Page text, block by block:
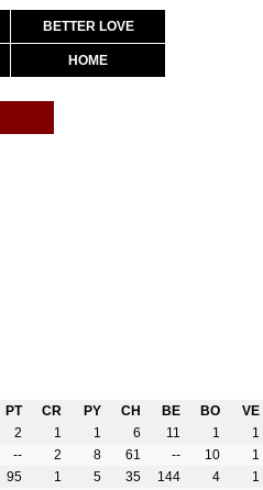
BETTER LOVE
HOME
PT CR PY CH BE BO VE
2 1 1 6 11 1 1
-- 2 8 61 -- 10 1
95 1 5 35 144 4 1